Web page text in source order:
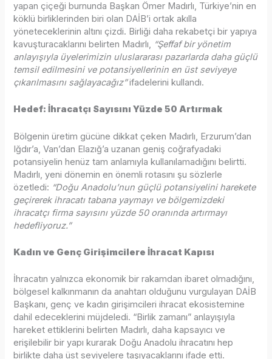
yapan çiçeği burnunda Başkan Ömer Madırlı, Türkiye’nin en
köklü birliklerinden biri olan DAİB’i ortak akılla
yöneteceklerinin altını çizdi. Birliği daha rekabetçi bir yapıya
kavuşturacaklarını belirten Madırlı, “Şeffaf bir yönetim
anlayışıyla üyelerimizin uluslararası pazarlarda daha güçlü
temsil edilmesini ve potansiyellerinin en üst seviyeye
çıkarılmasını sağlayacağız”ifadelerini kullandı.
Hedef: İhracatçı Sayısını Yüzde 50 Artırmak
Bölgenin üretim gücüne dikkat çeken Madırlı, Erzurum’dan
Iğdır’a, Van’dan Elazığ’a uzanan geniş coğrafyadaki
potansiyelin henüz tam anlamıyla kullanılamadığını belirtti.
Madırlı, yeni dönemin en önemli rotasını şu sözlerle
özetledi: “Doğu Anadolu’nun güçlü potansiyelini harekete
geçirerek ihracatı tabana yaymayı ve bölgemizdeki
ihracatçı firma sayısını yüzde 50 oranında artırmayı
hedefliyoruz.”
Kadın ve Genç Girişimcilere İhracat Kapısı
İhracatın yalnızca ekonomik bir rakamdan ibaret olmadığını,
bölgesel kalkınmanın da anahtarı olduğunu vurgulayan DAİB
Başkanı, genç ve kadın girişimcileri ihracat ekosistemine
dahil edeceklerini müjdeledi. “Birlik zamanı” anlayışıyla
hareket ettiklerini belirten Madırlı, daha kapsayıcı ve
erişilebilir bir yapı kurarak Doğu Anadolu ihracatını hep
birlikte daha üst seviyelere taşıyacaklarını ifade etti.